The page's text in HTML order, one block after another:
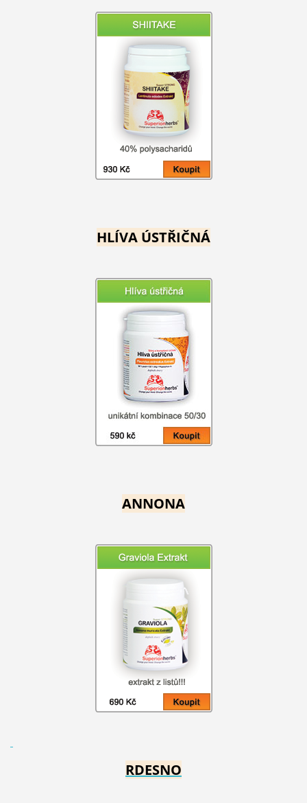
HLÍVA ÚSTŘIČNÁ
ANNONA
RDESNO